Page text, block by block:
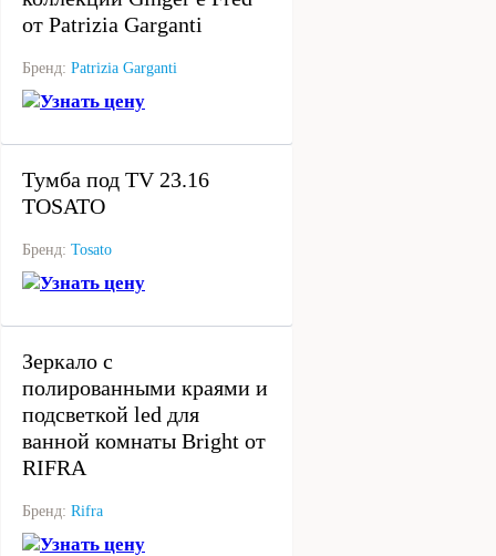
от Patrizia Garganti
Бренд: Patrizia Garganti
Узнать цену
Тумба под TV 23.16
TOSATO
Бренд: Tosato
Узнать цену
Зеркало с
полированными краями и
подсветкой led для
ванной комнаты Bright от
RIFRA
Бренд: Rifra
Узнать цену